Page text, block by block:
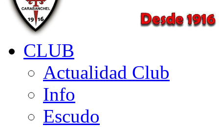
CLUB
Actualidad Club
Info
Escudo